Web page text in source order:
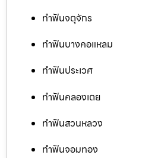
ทำฟันจตุจักร
ทำฟันบางคอแหลม
ทำฟันประเวศ
ทำฟันคลองเตย
ทำฟันสวนหลวง
ทำฟันจอมทอง